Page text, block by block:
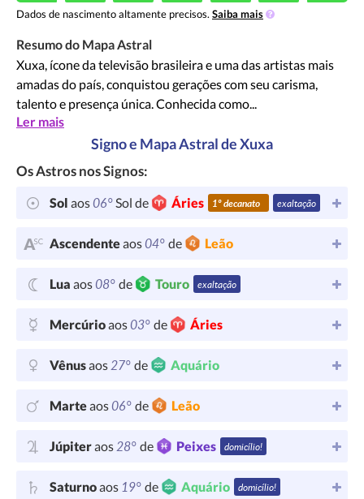
Dados de nascimento altamente precisos. Saiba mais
Resumo do Mapa Astral
Xuxa, ícone da televisão brasileira e uma das artistas mais
amadas do país, conquistou gerações com seu carisma,
talento e presença única. Conhecida como...
Ler mais
Signo e Mapa Astral de Xuxa
Os Astros nos Signos:
Sol aos06°Sol de Áries 1º decanato exaltação
Ascendenteaos04° de Leão
Lua aos08° de Touro exaltação
Mercúrioaos03° de Áries
Vênusaos27° de Aquário
Marteaos06° de Leão
Júpiteraos28° de Peixes domicílio!
Saturnoaos 19° de Aquário domicílio!